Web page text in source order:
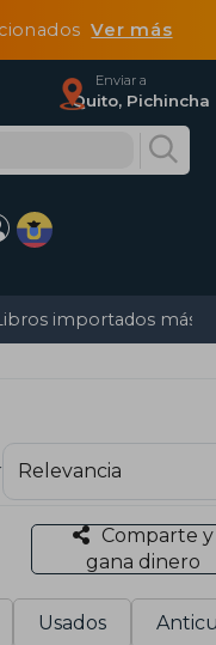
Ver más
Enviar a
Quito, Pichincha
importados más
Comparte y
gana dinero
Usados